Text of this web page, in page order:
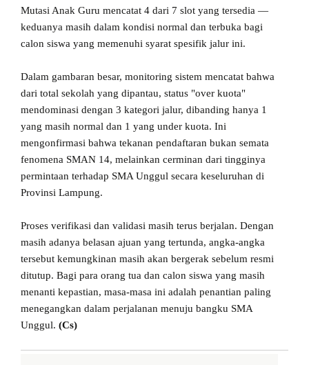
Mutasi Anak Guru mencatat 4 dari 7 slot yang tersedia —
keduanya masih dalam kondisi normal dan terbuka bagi
calon siswa yang memenuhi syarat spesifik jalur ini.
Dalam gambaran besar, monitoring sistem mencatat bahwa
dari total sekolah yang dipantau, status "over kuota"
mendominasi dengan 3 kategori jalur, dibanding hanya 1
yang masih normal dan 1 yang under kuota. Ini
mengonfirmasi bahwa tekanan pendaftaran bukan semata
fenomena SMAN 14, melainkan cerminan dari tingginya
permintaan terhadap SMA Unggul secara keseluruhan di
Provinsi Lampung.
Proses verifikasi dan validasi masih terus berjalan. Dengan
masih adanya belasan ajuan yang tertunda, angka-angka
tersebut kemungkinan masih akan bergerak sebelum resmi
ditutup. Bagi para orang tua dan calon siswa yang masih
menanti kepastian, masa-masa ini adalah penantian paling
menegangkan dalam perjalanan menuju bangku SMA
Unggul. (Cs)